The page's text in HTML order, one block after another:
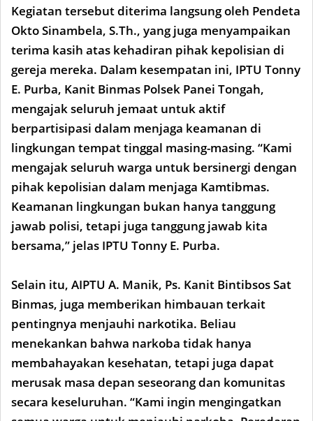
Kegiatan tersebut diterima langsung oleh Pendeta
Okto Sinambela, S.Th., yang juga menyampaikan
terima kasih atas kehadiran pihak kepolisian di
gereja mereka. Dalam kesempatan ini, IPTU Tonny
E. Purba, Kanit Binmas Polsek Panei Tongah,
mengajak seluruh jemaat untuk aktif
berpartisipasi dalam menjaga keamanan di
lingkungan tempat tinggal masing-masing. “Kami
mengajak seluruh warga untuk bersinergi dengan
pihak kepolisian dalam menjaga Kamtibmas.
Keamanan lingkungan bukan hanya tanggung
jawab polisi, tetapi juga tanggung jawab kita
bersama,” jelas IPTU Tonny E. Purba.
Selain itu, AIPTU A. Manik, Ps. Kanit Bintibsos Sat
Binmas, juga memberikan himbauan terkait
pentingnya menjauhi narkotika. Beliau
menekankan bahwa narkoba tidak hanya
membahayakan kesehatan, tetapi juga dapat
merusak masa depan seseorang dan komunitas
secara keseluruhan. “Kami ingin mengingatkan